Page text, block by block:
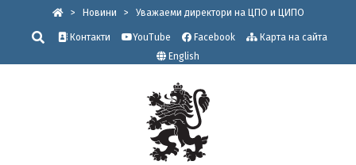
content
> Новини >
Уважаеми директори на ЦПО и ЦИПО
Търсене
Контакти YouTube Facebook
Карта на сайта
English